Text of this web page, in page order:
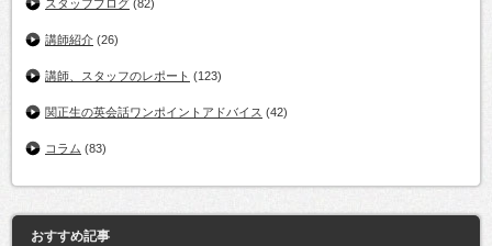
スタッフブログ (82)
講師紹介 (26)
講師、スタッフのレポート (123)
関正生の英会話ワンポイントアドバイス (42)
コラム (83)
おすすめ記事